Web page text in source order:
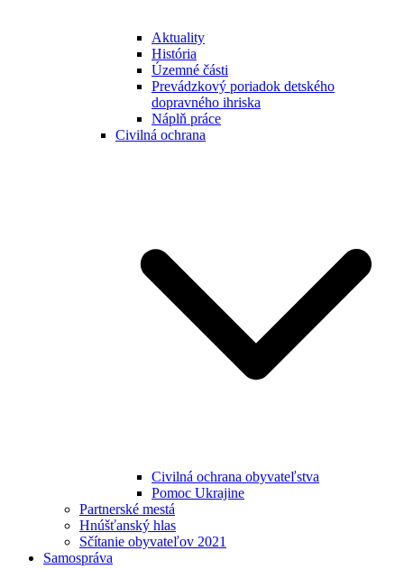
Aktuality
História
Územné části
Prevádzkový poriadok detského
dopravného ihriska
Náplň práce
Civilná ochrana
Civilná ochrana obyvateľstva
Pomoc Ukrajine
Partnerské mestá
Hnúšťanský hlas
Sčítanie obyvateľov 2021
Samospráva